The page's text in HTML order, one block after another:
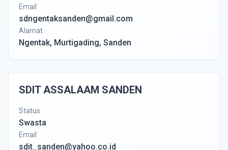
Email
sdngentaksanden@gmail.com
Alamat
Ngentak, Murtigading, Sanden
SDIT ASSALAAM SANDEN
Status
Swasta
Email
sdit_sanden@yahoo.co.id